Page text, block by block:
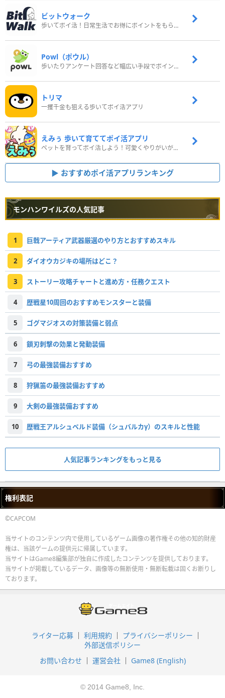
ビットウォーク
歩いてポイ活！日常生活でお得にポイントをもらおう
Powl（ポウル）
歩いたりアンケート回答など幅広い手段でポイントをゲット
トリマ
一攫千金も狙える歩いてポイ活アプリ
えみぅ 歩いて育ててポイ活アプリ
ペットを育ってポイ活しよう！可愛くやりがいがある新感覚アプリ
おすすめポイ活アプリランキング
モンハンワイルズの人気記事
1 巨戟アーティア武器厳選のやり方とおすすめスキル
2 ダイオウカジキの場所はどこ？
3 ストーリー攻略チャートと進め方・任務クエスト
4 歴戦星10周回のおすすめモンスターと装備
5 ゴグマジオスの対策装備と弱点
6 鎖刃刺撃の効果と発動装備
7 弓の最強装備おすすめ
8 狩猟笛の最強装備おすすめ
9 大剣の最強装備おすすめ
10 歴戦王アルシュベルド装備（シュバルカγ）のスキルと性能
人気記事ランキングをもっと見る
権利表記
©CAPCOM
当サイトのコンテンツ内で使用しているゲーム画像の著作権その他の知的財産
権は、当該ゲームの提供元に帰属しています。
当サイトはGame8編集部が独自に作成したコンテンツを提供しております。
当サイトが掲載しているデータ、画像等の無断使用・無断転載は固くお断りし
ております。
ライター応募 利用規約
プライバシーポリシー
外部送信ポリシー
お問い合わせ
運営会社 Game8 (English)
© 2014 Game8, Inc.